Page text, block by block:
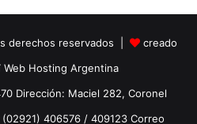
derechos reservados |
creado
Web Hosting Argentina
Dirección: Maciel 282, Coronel
406576 / 409123 Correo